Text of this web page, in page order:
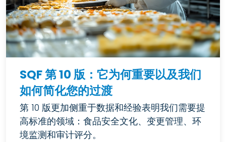
SQF 第 10 版：它为何重要以及我们
如何简化您的过渡
第 10 版更加侧重于数据和经验表明我们需要提
高标准的领域：食品安全文化、变更管理、环
境监测和审计评分。